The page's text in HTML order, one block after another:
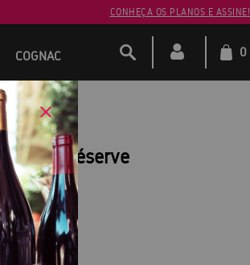
CONHEÇA OS PLANOS E ASSINE!
COGNAC 0
Brut Réserve